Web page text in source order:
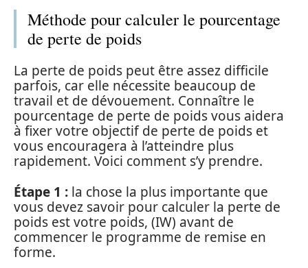
Méthode pour calculer le pourcentage
de perte de poids
La perte de poids peut être assez difficile
parfois, car elle nécessite beaucoup de
travail et de dévouement. Connaître le
pourcentage de perte de poids vous aidera
à fixer votre objectif de perte de poids et
vous encouragera à l’atteindre plus
rapidement. Voici comment s’y prendre.
Étape 1 : la chose la plus importante que
vous devez savoir pour calculer la perte de
poids est votre poids, (IW) avant de
commencer le programme de remise en
forme.